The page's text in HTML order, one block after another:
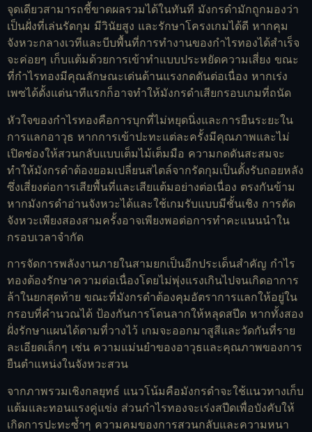
จุดเดียวสามารถชี้ขาดผลรวมได้ในทันที มังกรดำมักถูกมองว่า
เป็นฝั่งที่เล่นรัดกุม มีวินัยสูง และรักษาโครงเกมได้ดี หากคุม
จังหวะกลางเวทีและบีบพื้นที่การทำงานของกำไรทองได้สำเร็จ
จะค่อยๆ เก็บแต้มด้วยการเข้าทำแบบประหยัดความเสี่ยง ขณะ
ที่กำไรทองมีคุณลักษณะเด่นด้านแรงกดดันต่อเนื่อง หากเร่ง
เพซได้ตั้งแต่นาทีแรกก็อาจทำให้มังกรดำเสียกรอบเกมที่ถนัด
หัวใจของกำไรทองคือการบุกที่ไม่หยุดนิ่งและการยืนระยะใน
การแลกอาวุธ หากการเข้าปะทะแต่ละครั้งมีคุณภาพและไม่
เปิดช่องให้สวนกลับแบบเต็มไม้เต็มมือ ความกดดันสะสมจะ
ทำให้มังกรดำต้องยอมเปลี่ยนสไตล์จากรัดกุมเป็นตั้งรับถอยหลัง
ซึ่งเสี่ยงต่อการเสียพื้นที่และเสียแต้มอย่างต่อเนื่อง ตรงกันข้าม
หากมังกรดำอ่านจังหวะได้และใช้เกมรับแบบมีชั้นเชิง การตัด
จังหวะเพียงสองสามครั้งอาจเพียงพอต่อการทำคะแนนนำใน
กรอบเวลาจำกัด
การจัดการพลังงานภายในสามยกเป็นอีกประเด็นสำคัญ กำไร
ทองต้องรักษาความต่อเนื่องโดยไม่พุ่งแรงเกินไปจนเกิดอาการ
ล้าในยกสุดท้าย ขณะที่มังกรดำต้องคุมอัตราการแลกให้อยู่ใน
กรอบที่คำนวณได้ ป้องกันการโดนลากให้หลุดสปีด หากทั้งสอง
ฝั่งรักษาแผนได้ตามที่วางไว้ เกมจะออกมาสูสีและวัดกันที่ราย
ละเอียดเล็กๆ เช่น ความแม่นยำของอาวุธและคุณภาพของการ
ยืนตำแหน่งในจังหวะสวน
จากภาพรวมเชิงกลยุทธ์ แนวโน้มคือมังกรดำจะใช้แนวทางเก็บ
แต้มและทอนแรงคู่แข่ง ส่วนกำไรทองจะเร่งสปีดเพื่อบังคับให้
เกิดการปะทะซ้ำๆ ความคมของการสวนกลับและความหนา